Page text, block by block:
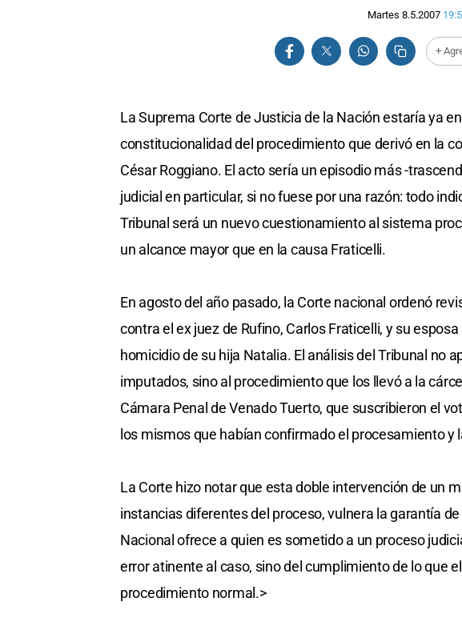
Martes 8.5.2007
+
La Suprema Corte de Justicia de la Nación estaría ya
constitucionalidad del procedimiento que derivó en la
César Roggiano. El acto sería un episodio más -
judicial en particular, si no fuese por una razón: todo
Tribunal será un nuevo cuestionamiento al sistema
un alcance mayor que en la causa Fraticelli.
En agosto del año pasado, la Corte nacional ordenó
contra el ex juez de Rufino, Carlos Fraticelli, y su
homicidio de su hija Natalia. El análisis del Tribunal no
imputados, sino al procedimiento que los llevó a la
Cámara Penal de Venado Tuerto, que suscribieron el
los mismos que habían confirmado el procesamiento
La Corte hizo notar que esta doble intervención de un
instancias diferentes del proceso, vulnera la garantía
Nacional ofrece a quien es sometido a un proceso
error atinente al caso, sino del cumplimiento de lo que
procedimiento normal.>